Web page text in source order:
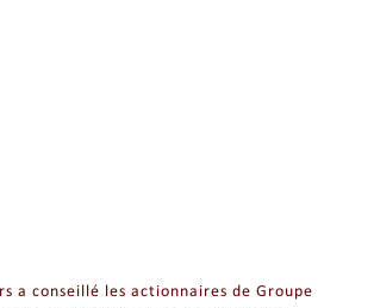
a conseillé les actionnaires de Groupe